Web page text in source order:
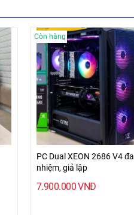
PC Dual XEON 2686 V4 đa
nhiệm, giả lập
Còn hàng
7.900.000VNĐ